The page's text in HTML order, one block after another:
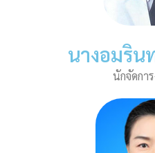
นางอมริน
นักจัดกา